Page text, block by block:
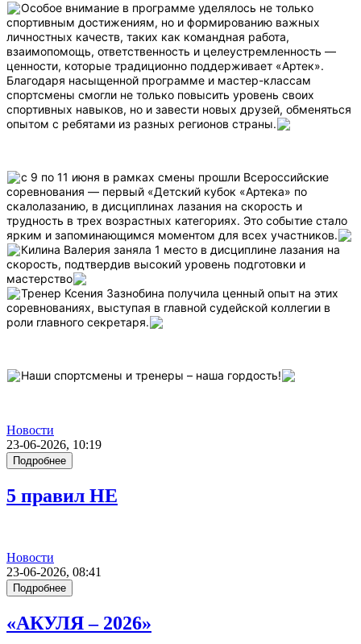
Особое внимание в программе уделялось не только
спортивным достижениям, но и формированию важных
личностных качеств, таких как командная работа,
взаимопомощь, ответственность и целеустремленность —
ценности, которые традиционно поддерживает «Артек».
Благодаря насыщенной программе и мастер-классам
спортсмены смогли не только повысить уровень своих
спортивных навыков, но и завести новых друзей, обменяться
опытом с ребятами из разных регионов страны.
с 9 по 11 июня в рамках смены прошли Всероссийские
соревнования — первый «Детский кубок «Артека» по
скалолазанию, в дисциплинах лазания на скорость и
трудность в трех возрастных категориях. Это событие стало
ярким и запоминающимся моментом для всех участников.
Килина Валерия заняла 1 место в дисциплине лазания на
скорость, подтвердив высокий уровень подготовки и
мастерство
Тренер Ксения Зазнобина получила ценный опыт на этих
соревнованиях, выступая в главной судейской коллегии в
роли главного секретаря.
Наши спортсмены и тренеры – наша гордость!
Новости
23-06-2026, 10:19
Подробнее
5 правил НЕ
Новости
23-06-2026, 08:41
Подробнее
«АКУЛЯ – 2026»